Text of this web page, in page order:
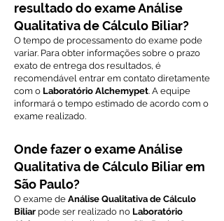
resultado do exame Análise
Qualitativa de Cálculo Biliar?
O tempo de processamento do exame pode
variar. Para obter informações sobre o prazo
exato de entrega dos resultados, é
recomendável entrar em contato diretamente
com o Laboratório Alchemypet. A equipe
informará o tempo estimado de acordo com o
exame realizado.
Onde fazer o exame Análise
Qualitativa de Cálculo Biliar em
São Paulo?
O exame de Análise Qualitativa de Cálculo
Biliar pode ser realizado no Laboratório